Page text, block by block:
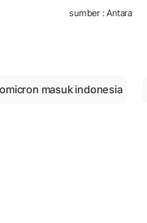
sumber : Antara
omicron masuk indonesia